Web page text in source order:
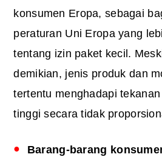
konsumen Eropa, sebagai
peraturan Uni Eropayang
tentang izin paket kecil.
demikian, jenis produk dan
tertentu menghadapi
tinggi secara tidak
Barang-barang